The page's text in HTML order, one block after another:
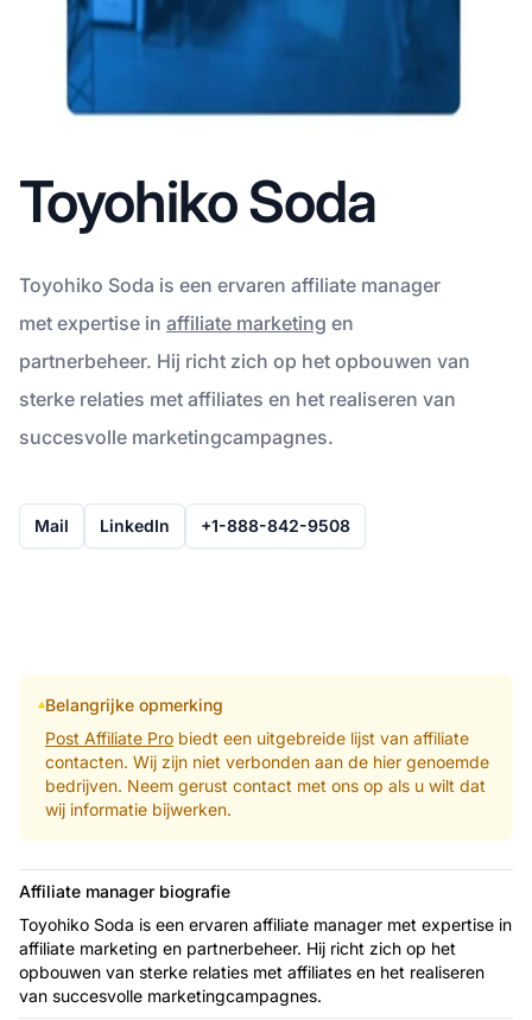
Toyohiko Soda
Toyohiko Soda is een ervaren affiliate manager
met expertise in affiliate marketing en
partnerbeheer. Hij richt zich op het opbouwen van
sterke relaties met affiliates en het realiseren van
succesvolle marketingcampagnes.
Mail LinkedIn +1-888-842-9508
Belangrijke opmerking
Post Affiliate Probiedt een uitgebreide lijst van affiliate
contacten. Wij zijn niet verbonden aan de hier genoemde
bedrijven. Neem gerust contact met ons op als u wilt dat
wij informatie bijwerken.
Affiliate manager biografie
Toyohiko Soda is een ervaren affiliate manager met expertise in
affiliate marketing en partnerbeheer. Hij richt zich op het
opbouwen van sterke relaties met affiliates en het realiseren
van succesvolle marketingcampagnes.